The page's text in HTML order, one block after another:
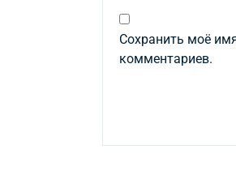
Сохранить моё
комментариев.